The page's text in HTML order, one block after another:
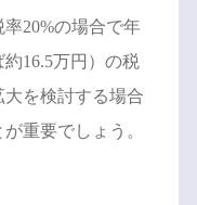
20%の場合で年
16.5万円）の税
を検討する場合
重要でしょう。